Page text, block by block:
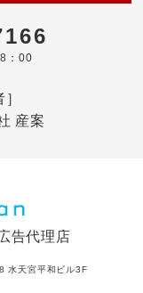
：00
産案
告代理店
水天宮平和ビル3F